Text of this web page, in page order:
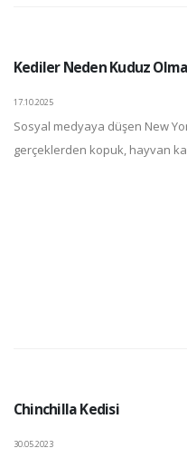
Kediler Neden Kuduz
17.10.2025
Sosyal medyaya düşen New
gerçeklerden kopuk, hayvan
Chinchilla Kedisi
30.05.2023